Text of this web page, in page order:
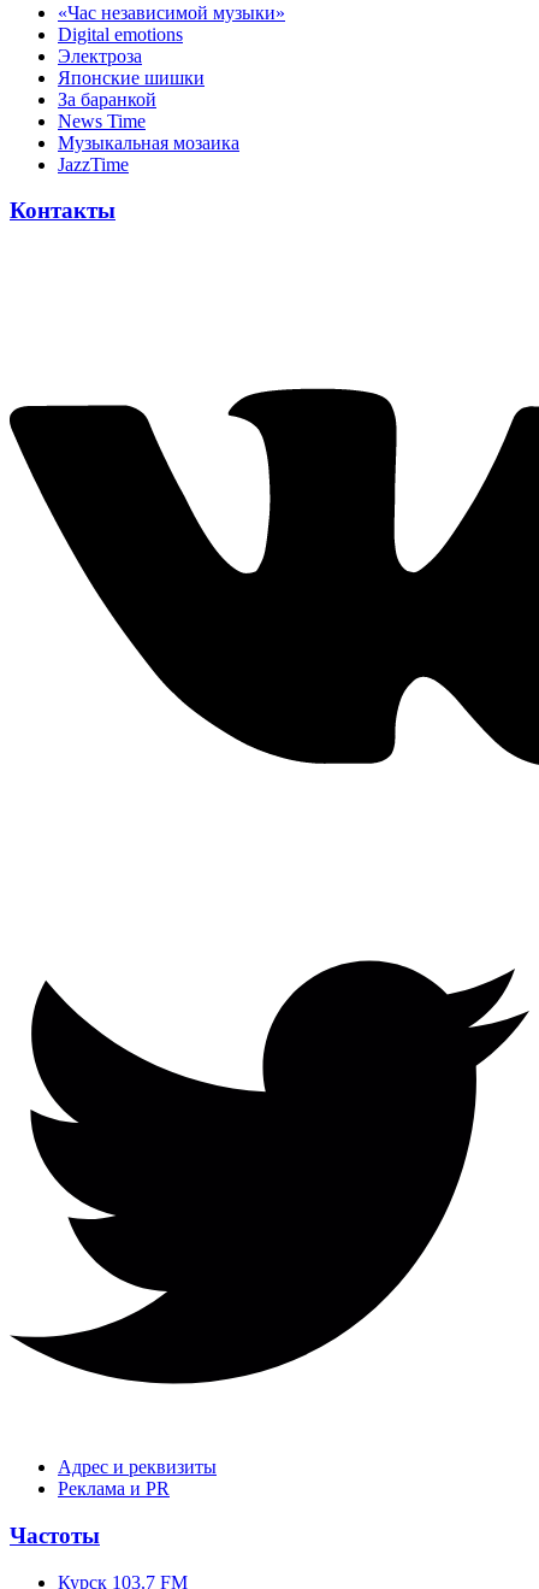
«Час независимой музыки»
Digital emotions
Электроза
Японскиe шишки
За баранкой
News Time
Музыкальная мозаика
JazzTime
Контакты
Адрес и реквизиты
Реклама и PR
Частоты
Курск 103.7 FM